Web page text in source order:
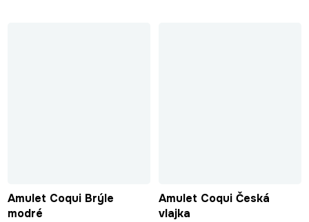
Amulet Coqui Brýle
modré
Amulet Coqui Česká
vlajka